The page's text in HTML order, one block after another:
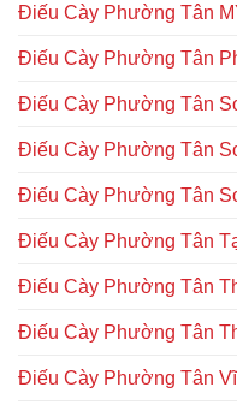
Điếu Cày Phường Tân
Điếu Cày Phường Tân
Điếu Cày Phường Tân
Điếu Cày Phường Tân
Điếu Cày Phường Tân
Điếu Cày Phường Tân
Điếu Cày Phường Tân
Điếu Cày Phường Tân
Điếu Cày Phường Tân